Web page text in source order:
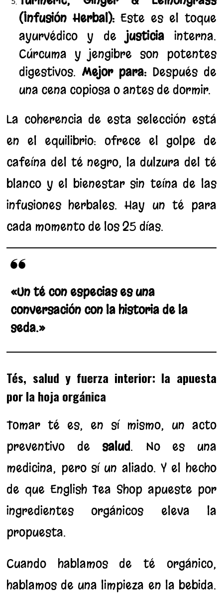
(Infusión Herbal): Este es el toque
ayurvédico y de justicia interna.
Cúrcuma y jengibre son potentes
digestivos. Mejor para: Después de
una cena copiosa o antes de dormir.
La coherencia de esta selección está
en el equilibrio: ofrece el golpe de
cafeína del té negro, la dulzura del té
blanco y el bienestar sin teína de las
infusiones herbales. Hay un té para
cada momento de los 25 días.
«Un té con especias es una
conversación con la historia de la
seda.»
Tés, salud y fuerza interior: la apuesta
por la hoja orgánica
Tomar té es, en sí mismo, un acto
preventivo de salud. No es una
medicina, pero sí un aliado. Y el hecho
de que English Tea Shop apueste por
ingredientes orgánicos eleva la
propuesta.
Cuando hablamos de té orgánico,
hablamos de una limpieza en la bebida.